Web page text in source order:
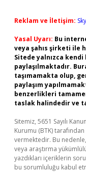
Reklam ve İletişim:
Yasal Uyarı: Bu
veya şahıs şirketi ile
Sitede yalnızca kendi
paylaşılmaktadır.
taşımamakta olup,
paylaşım
benzerlikleri
taslak halindedir ve
Sitemiz, 5651 Sayılı
Kurumu (BTK)
vermektedir. Bu
veya araştırma
yazdıkları içeriklerin
bu sorumluluğu kabul